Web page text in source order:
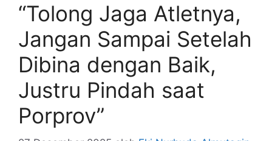
“Tolong Jaga Atletnya,
Jangan Sampai Setelah
Dibina dengan Baik,
Justru Pindah saat
Porprov”